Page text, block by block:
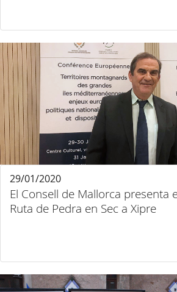
El Consell de Mallorca presenta
Ruta de Pedra en Sec a Xipre
29/01/2020